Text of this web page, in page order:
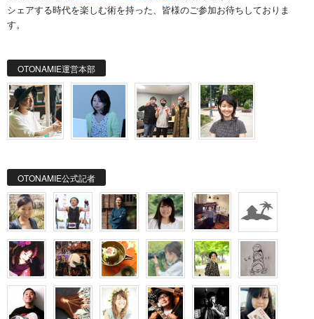
シェアする時代を楽しむ術を持った、皆様のご参加お待ちしておりま
す。
OTONAMIE運営本部
OTONAMIE公式記者